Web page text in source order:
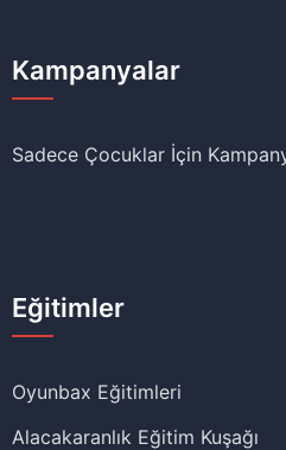
Kampanyalar
Sadece Çocuklar İçin
Eğitimler
Oyunbax Eğitimleri
Alacakaranlık Eğitim Kuşağı